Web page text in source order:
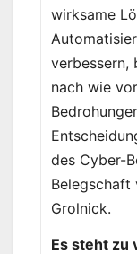
wirksame
verbessern,
nach wie
des Cyber-
Belegschaft
Grolnick.
Es steht zu